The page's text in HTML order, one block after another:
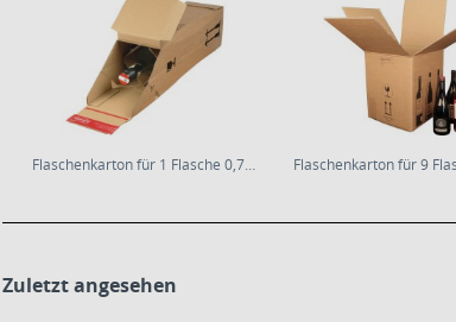
Flaschenkarton für 1 Flasche 0,75 L |...
Zuletzt angesehen